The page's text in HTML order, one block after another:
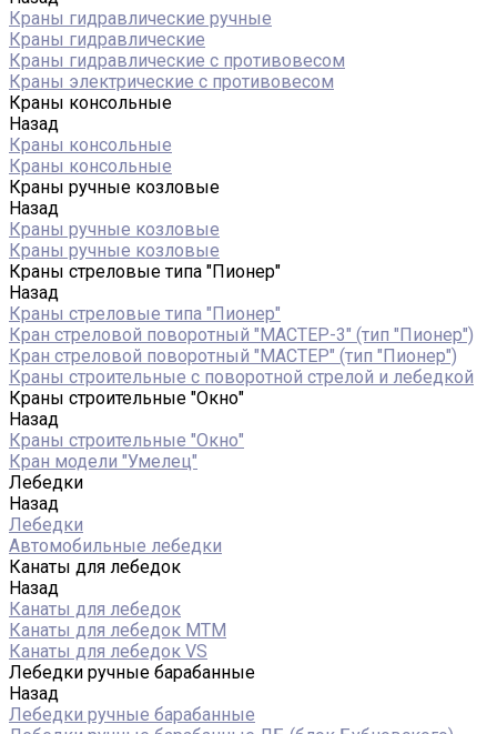
Краны гидравлические ручные
Краны гидравлические
Краны гидравлические с противовесом
Краны электрические с противовесом
Краны консольные
Назад
Краны консольные
Краны консольные
Краны ручные козловые
Назад
Краны ручные козловые
Краны ручные козловые
Краны стреловые типа "Пионер"
Назад
Краны стреловые типа "Пионер"
Кран стреловой поворотный "МАСТЕР-3" (тип "Пионер")
Кран стреловой поворотный "МАСТЕР" (тип "Пионер")
Краны строительные с поворотной стрелой и лебедкой
Краны строительные "Окно"
Назад
Краны строительные "Окно"
Кран модели "Умелец"
Лебедки
Назад
Лебедки
Автомобильные лебедки
Канаты для лебедок
Назад
Канаты для лебедок
Канаты для лебедок MTM
Канаты для лебедок VS
Лебедки ручные барабанные
Назад
Лебедки ручные барабанные